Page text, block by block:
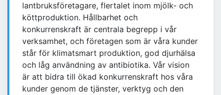
lantbruksföretagare, flertalet inom mjölk- och
köttproduktion. Hållbarhet och
konkurrenskraft är centrala begrepp i vår
verksamhet, och företagen som är våra kunder
står för klimatsmart produktion, god djurhälsa
och låg användning av antibiotika. Vår vision
är att bidra till ökad konkurrenskraft hos våra
kunder genom de tjänster, verktyg och den